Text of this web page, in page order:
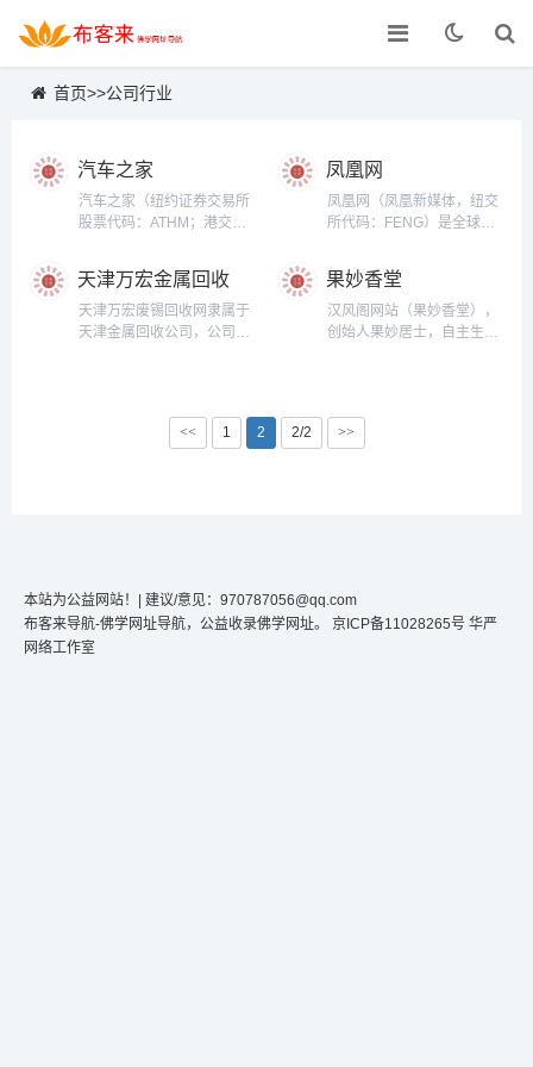
首页>>公司行业
汽车之家
汽车之家（纽约证券交易所
股票代码：ATHM；港交所
2005年，致力于为消费者提
供一站式的看车、买车、用
车服务，提供优质的汽车消
费和汽车生活服务。助力中
凤凰网
凤凰网（凤凰新媒体，纽交
所代码：FENG）是全球领
司，整合旗下综合门户凤凰
网、手机凤凰网和凤凰视频
三大平台，秉承"中华情怀，
全球视野，兼容开放，进步
衔接的新媒体优质内容与服
务。...
天津万宏金属回收
网
天津万宏废锡回收网隶属于
天津金属回收公司，公司成
废旧金属回收、淘汰稀有金
属、高熔点、高硬度金属合
果妙香堂
汉风阁网站（果妙香堂），
创始人果妙居士，自主生产
于单方纯料香，使用传承方
法调和出纯正香的味道。...
<< 1 2 2/2 >>
本站为公益网站！
| 建议/意见：970787056@qq.com
布客来导航-佛学网址导航，公益收录佛学网址。 京ICP备11028265号 华严
网络工作室